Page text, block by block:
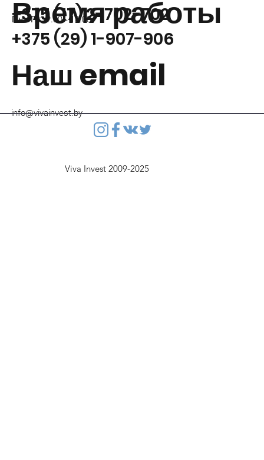
+375 (17) 2-702-702
+375 (29) 1-907-906
Наш email
info@vivainvest.by
Время работы
Пн - Пт: 9.00 - 18.00
Viva Invest 2009-2025